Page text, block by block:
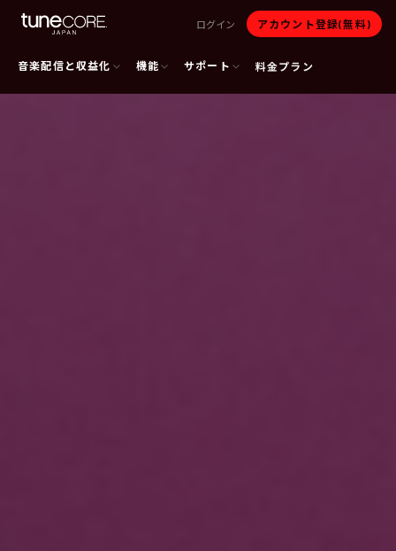
ログイン アカウント登録(無料)
音楽配信と収益化 機能 サポート 料金プラン